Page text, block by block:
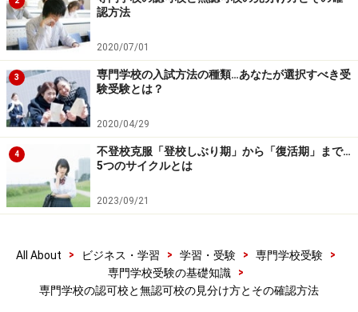
場合にはどのような経過を辿るのでしょうか。 まずは新
入学生の募集停止を行い、数年後、在校生（前年度まで
に入学した学生）の卒業をもって、それから学校を閉鎖
します。在校生が卒業するまでは責任を持って教育を行
わなくていけません。もし、それさえもできなくなった
場合には、同分野の他の専門学校への転編入を行政の監
督の下に行います。入学した学校と卒業する学校が違う
という不本意な面は否めませんが、最低限の学ぶ機会は
保証されます。
無認可校・許可校、どちらの専門学校でも
後悔しない選択を！
認方法
2020/07/01
3
専門学校の入試方法の種類…あなたが選択すべき受
験受験とは？
2020/04/29
4
不登校克服「登校しぶり期」から「復活期」まで…
5つのサイクルとは
2023/09/21
All About > ビジネス・学習 > 学習・受験 > 専門学校受験
>
専門学校受験の基礎知識
>
専門学校の認可校と無認可校の見分け方とその確認方法